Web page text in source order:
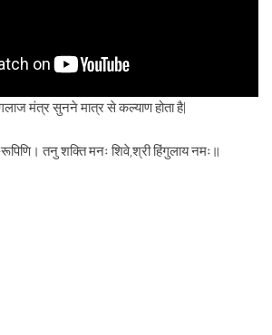
मंत्र सुनने मात्र से कल्याण होता है|
तनु शक्ति मनः शिवे,श्री हिंगुलाय नमः॥